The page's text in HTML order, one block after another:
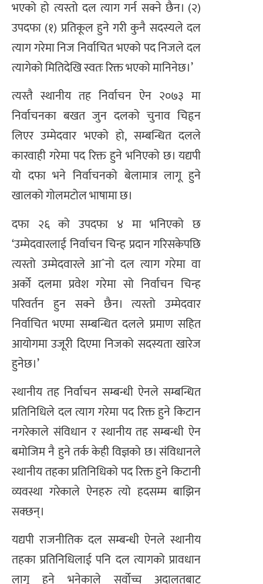
भएको हो त्यस्तो दल त्याग गर्न सक्ने छैन। (२)
उपदफा (१) प्रतिकूल हुने गरी कुनै सदस्यले दल
त्याग गरेमा निज निर्वाचित भएको पद निजले दल
त्यागेको मितिदेखि स्वतः रिक्त भएको मानिनेछ।’
त्यस्तै स्थानीय तह निर्वाचन ऐन २०७३ मा
निर्वाचनका बखत जुन दलको चुनाव चिहृन
लिएर उम्मेदवार भएको हो, सम्बन्धित दलले
कारवाही गरेमा पद रिक्त हुने भनिएको छ। यद्यपी
यो दफा भने निर्वाचनको बेलामात्र लागू हुने
खालको गोलमटोल भाषामा छ।
दफा २६ को उपदफा ४ मा भनिएको छ
‘उम्मेदवारलाई निर्वाचन चिन्ह प्रदान गरिसकेपछि
त्यस्तो उम्मेदवारले आˆनो दल त्याग गरेमा वा
अर्को दलमा प्रवेश गरेमा सो निर्वाचन चिन्ह
परिवर्तन हुन सक्ने छैन। त्यस्तो उम्मेदवार
निर्वाचित भएमा सम्बन्धित दलले प्रमाण सहित
आयोगमा उजूरी दिएमा निजको सदस्यता खारेज
हुनेछ।’
स्थानीय तह निर्वाचन सम्बन्धी ऐनले सम्बन्धित
प्रतिनिधिले दल त्याग गरेमा पद रिक्त हुने किटान
नगरेकाले संविधान र स्थानीय तह सम्बन्धी ऐन
बमोजिम नै हुने तर्क केही विज्ञको छ। संविधानले
स्थानीय तहका प्रतिनिधिको पद रिक्त हुने किटानी
व्यवस्था गरेकाले ऐनहरु त्यो हदसम्म बाझिन
सक्छन्।
यद्यपी राजनीतिक दल सम्बन्धी ऐनले स्थानीय
तहका प्रतिनिधिलाई पनि दल त्यागको प्रावधान